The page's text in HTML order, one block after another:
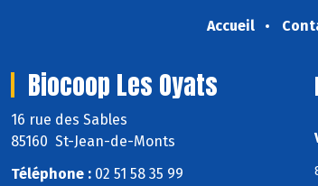
Accueil
Biocoop Les Oyats
16 rue des Sables
85160 St-Jean-de-Monts
Téléphone : 02 51 58 35 99